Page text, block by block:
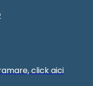
click aici